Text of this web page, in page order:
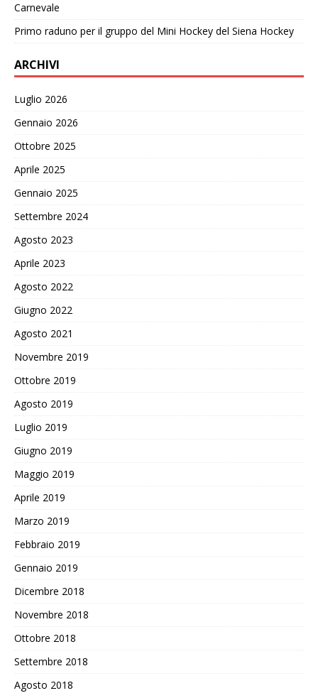
Carnevale
Primo raduno per il gruppo del Mini Hockey del Siena Hockey
ARCHIVI
Luglio 2026
Gennaio 2026
Ottobre 2025
Aprile 2025
Gennaio 2025
Settembre 2024
Agosto 2023
Aprile 2023
Agosto 2022
Giugno 2022
Agosto 2021
Novembre 2019
Ottobre 2019
Agosto 2019
Luglio 2019
Giugno 2019
Maggio 2019
Aprile 2019
Marzo 2019
Febbraio 2019
Gennaio 2019
Dicembre 2018
Novembre 2018
Ottobre 2018
Settembre 2018
Agosto 2018